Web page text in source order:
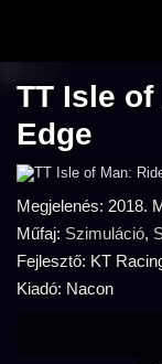
TT Isle of
Edge
Megjelenés: 2018.
Műfaj: Szimuláció,
Fejlesztő: KT
Kiadó: Nacon